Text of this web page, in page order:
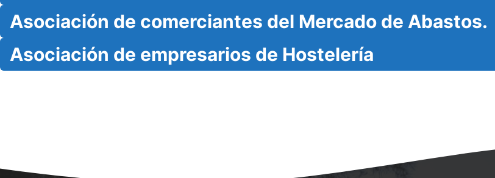
Asociación de comerciantes del Mercado de Abastos.
Asociación de empresarios de Hostelería